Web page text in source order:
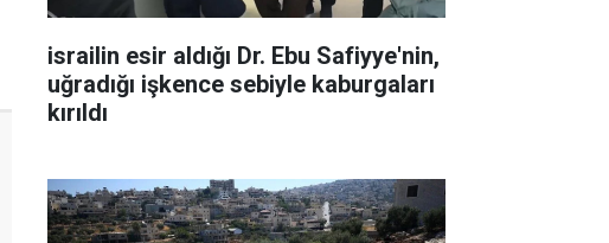
israilin esir aldığı Dr. Ebu Safiyye'nin,
uğradığı işkence sebiyle kaburgaları
kırıldı